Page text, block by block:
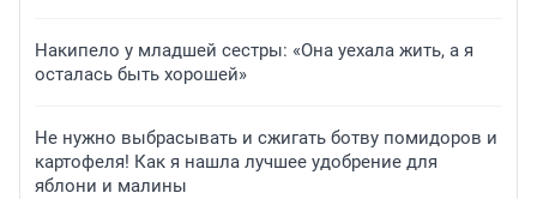
Накипело у младшей сестры: «Она уехала жить, а я
осталась быть хорошей»
Не нужно выбрасывать и сжигать ботву помидоров и
картофеля! Как я нашла лучшее удобрение для
яблони и малины